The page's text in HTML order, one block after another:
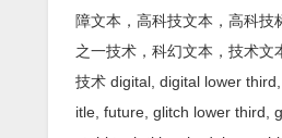
障文本，高科技文本，高科技
之一技术，科幻文本，技术文
技术 digital, digital lower
itle, future, glitch lower third,